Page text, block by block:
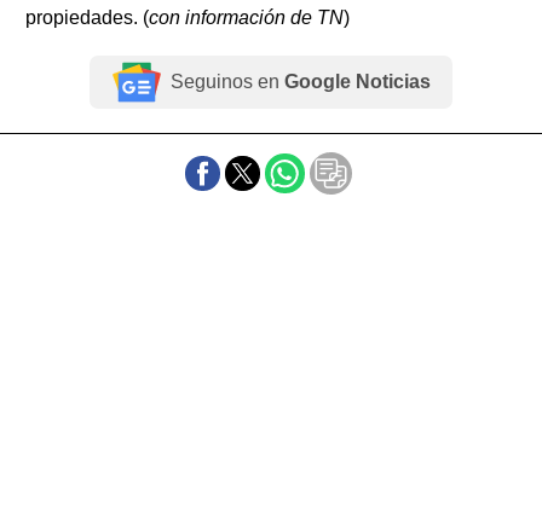
propiedades. (con información de TN)
Seguinos en Google Noticias